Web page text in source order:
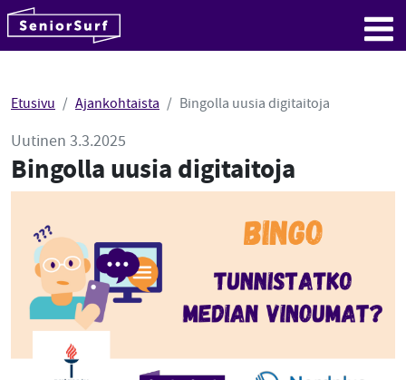
Hyppää sisältöön
Etusivu Ajankohtaista Bingolla uusia digitaitoja
Uutinen 3.3.2025
Bingolla uusia digitaitoja